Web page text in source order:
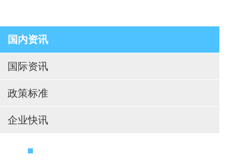
国内资讯
国际资讯
政策标准
企业快讯